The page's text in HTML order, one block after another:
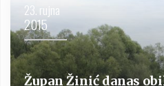
23. rujna
2015
Župan Žinić danas